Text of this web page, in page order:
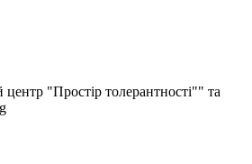
"Простір толерантності"" та